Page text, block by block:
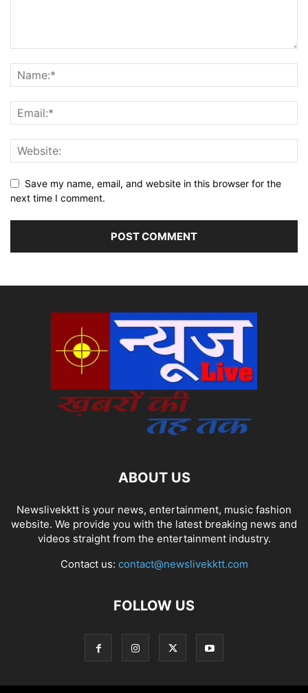
Save my name, email, and website in this browser for the
next time I comment.
ABOUT US
Newslivekktt is your news, entertainment, music fashion
website. We provide you with the latest breaking news and
videos straight from the entertainment industry.
Contact us: contact@newslivekktt.com
FOLLOW US